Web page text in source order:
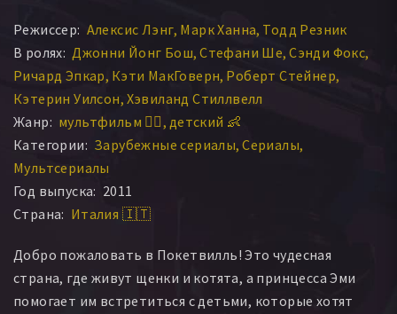
Режиссер: Алексис Лэнг Марк Ханна Тодд Резник
В ролях: Джонни Йонг Бош Стефани Ше Сэнди Фокс
Ричард Эпкар Кэти МакГоверн Роберт Стейнер
Кэтерин Уилсон Хэвиланд Стиллвелл
Жанр: мультфильм 🧚‍♀️ детский 👶
Категории: Зарубежные сериалы Сериалы
Мультсериалы
Год выпуска: 2011
Страна: Италия 🇮🇹
Добро пожаловать в Покетвилль! Это чудесная
страна, где живут щенки и котята, а принцесса Эми
помогает им встретиться с детьми, которые хотят